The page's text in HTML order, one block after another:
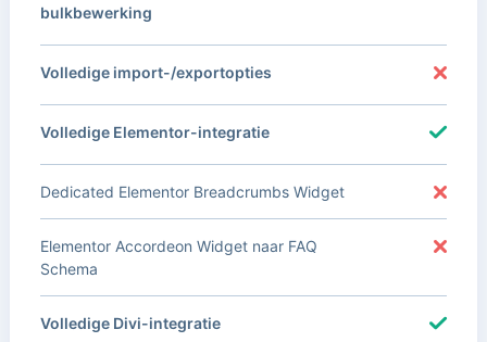
bulkbewerking
Volledige import-/exportopties
Volledige Elementor-integratie
Dedicated Elementor Breadcrumbs Widget
Elementor Accordeon Widget naar FAQ
Schema
Volledige Divi-integratie